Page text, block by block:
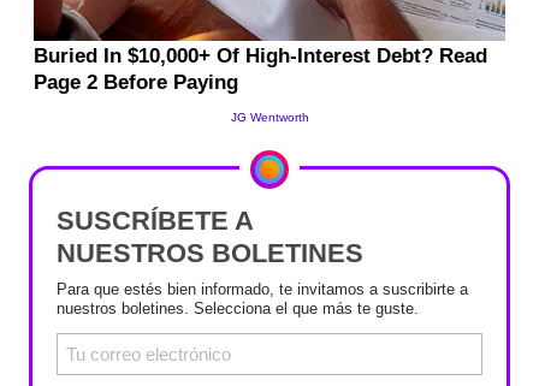
SUSCRÍBETE A
NUESTROS BOLETINES
Para que estés bien informado, te invitamos a suscribirte a
nuestros boletines. Selecciona el que más te guste.